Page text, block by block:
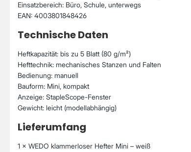
Einsatzbereich: Büro, Schule, unterwegs
EAN: 4003801848426
Technische Daten
Heftkapazität: bis zu 5 Blatt (80 g/m²)
Hefttechnik: mechanisches Stanzen und Falten
Bedienung: manuell
Bauform: Mini, kompakt
Anzeige: StapleScope-Fenster
Gewicht: leicht (modellabhängig)
Lieferumfang
1 × WEDO klammerloser Hefter Mini – weiß